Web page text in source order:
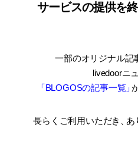
サービスの提供を
一部のオリジナル記
livedoorニ
「BLOGOSの記事一覧」
長らくご利用いただき あ